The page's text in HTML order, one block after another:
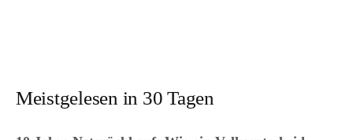
Meistgelesen in 30 Tagen